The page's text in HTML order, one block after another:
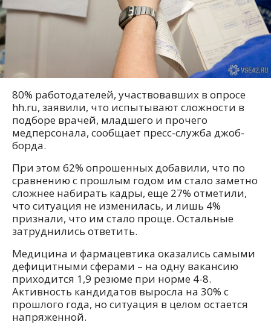
80% работодателей, участвовавших в опросе
hh.ru, заявили, что испытывают сложности в
подборе врачей, младшего и прочего
медперсонала, сообщает пресс-служба джоб-
борда.
При этом 62% опрошенных добавили, что по
сравнению с прошлым годом им стало заметно
сложнее набирать кадры, еще 27% отметили,
что ситуация не изменилась, и лишь 4%
признали, что им стало проще. Остальные
затруднились ответить.
Медицина и фармацевтика оказались самыми
дефицитными сферами – на одну вакансию
приходится 1,9 резюме при норме 4-8.
Активность кандидатов выросла на 30% с
прошлого года, но ситуация в целом остается
напряженной.